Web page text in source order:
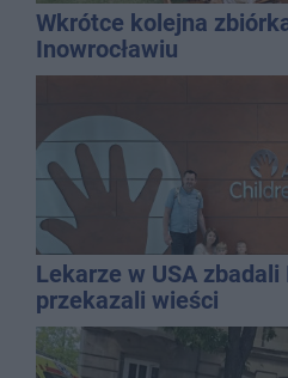
Wkrótce kolejna
Inowrocławiu
Lekarze w USA
przekazali wieści